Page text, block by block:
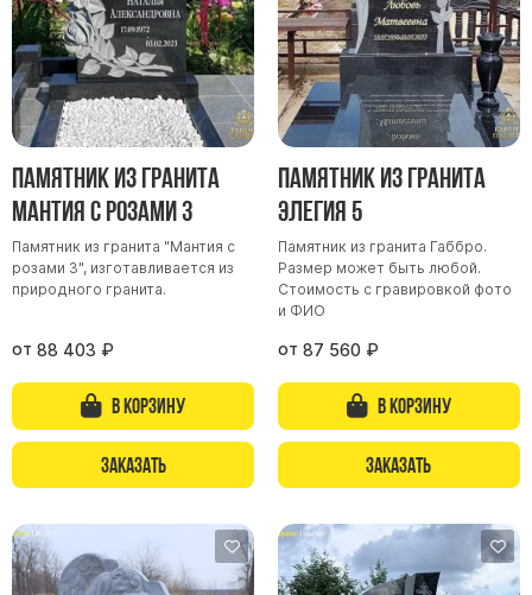
Памятники вертикальные
Памятники врачу
Памятники горизонтальные
Памятники индивидуальные
Памятники Православные
Памятники прямоугольные
Памятники с воздушным креcтом
Памятники современные
Памятники стандартные
Памятники черные
Памятники в виде дерева
Памятники с лебедями
Памятник из гранита
Мантия с розами 3
Памятник из гранита "Мантия с
розами 3", изготавливается из
природного гранита.
от 88 403 ₽
В корзину
Заказать
Памятник из гранита
Элегия 5
Памятник из гранита Габбро.
Размер может быть любой.
Стоимость с гравировкой фото
и ФИО
от 87 560 ₽
В корзину
Заказать